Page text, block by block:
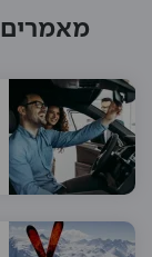
מאמרים